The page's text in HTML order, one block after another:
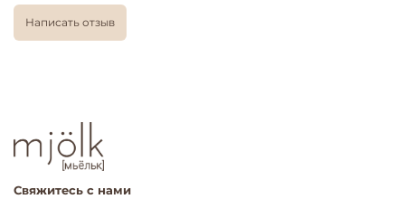
Написать отзыв
Свяжитесь с нами